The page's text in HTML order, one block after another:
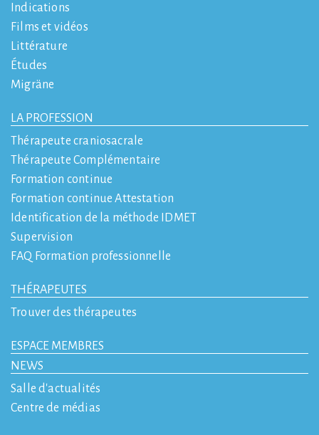
Indications
Films et vidéos
Littérature
Études
Migräne
LA PROFESSION
Thérapeute craniosacrale
Thérapeute Complémentaire
Formation continue
Formation continue Attestation
Identification de la méthode IDMET
Supervision
FAQ Formation professionnelle
THÉRAPEUTES
Trouver des thérapeutes
ESPACE MEMBRES
NEWS
Salle d'actualités
Centre de médias